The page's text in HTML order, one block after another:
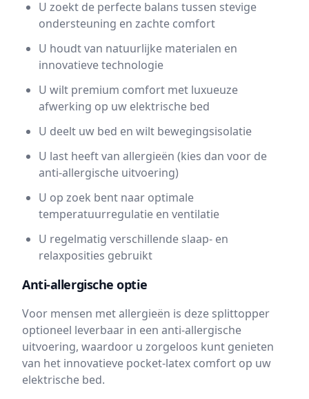
U zoekt de perfecte balans tussen stevige
ondersteuning en zachte comfort
U houdt van natuurlijke materialen en
innovatieve technologie
U wilt premium comfort met luxueuze
afwerking op uw elektrische bed
U deelt uw bed en wilt bewegingsisolatie
U last heeft van allergieën (kies dan voor de
anti-allergische uitvoering)
U op zoek bent naar optimale
temperatuurregulatie en ventilatie
U regelmatig verschillende slaap- en
relaxposities gebruikt
Anti-allergische optie
Voor mensen met allergieën is deze splittopper
optioneel leverbaar in een anti-allergische
uitvoering, waardoor u zorgeloos kunt genieten
van het innovatieve pocket-latex comfort op uw
elektrische bed.